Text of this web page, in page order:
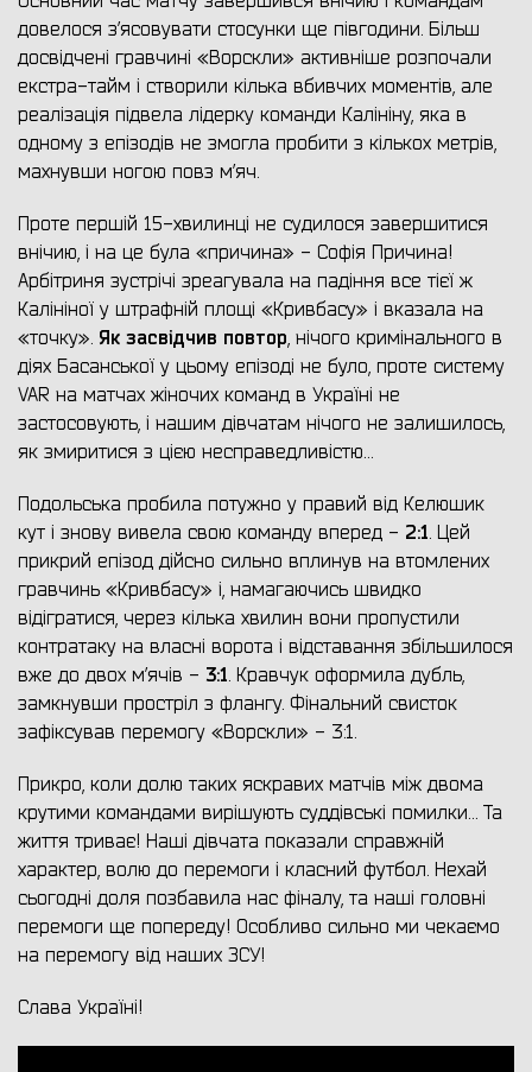
довелося з’ясовувати стосунки ще півгодини. Більш
досвідчені гравчині «Ворскли» активніше розпочали
екстра-тайм і створили кілька вбивчих моментів, але
реалізація підвела лідерку команди Калініну, яка в
одному з епізодів не змогла пробити з кількох метрів,
махнувши ногою повз м’яч.
Проте першій 15-хвилинці не судилося завершитися
внічию, і на це була «причина» - Софія Причина!
Арбітриня зустрічі зреагувала на падіння все тієї ж
Калініної у штрафній площі «Кривбасу» і вказала на
«точку». Як засвідчив повтор, нічого кримінального в
діях Басанської у цьому епізоді не було, проте систему
VAR на матчах жіночих команд в Україні не
застосовують, і нашим дівчатам нічого не залишилось,
як змиритися з цією несправедливістю…
Подольська пробила потужно у правий від Келюшик
кут і знову вивела свою команду вперед - 2:1. Цей
прикрий епізод дійсно сильно вплинув на втомлених
гравчинь «Кривбасу» і, намагаючись швидко
відігратися, через кілька хвилин вони пропустили
контратаку на власні ворота і відставання збільшилося
вже до двох м’ячів - 3:1. Кравчук оформила дубль,
замкнувши простріл з флангу. Фінальний свисток
зафіксував перемогу «Ворскли» - 3:1.
Прикро, коли долю таких яскравих матчів між двома
крутими командами вирішують суддівські помилки… Та
життя триває! Наші дівчата показали справжній
характер, волю до перемоги і класний футбол. Нехай
сьогодні доля позбавила нас фіналу, та наші головні
перемоги ще попереду! Особливо сильно ми чекаємо
на перемогу від наших ЗСУ!
Слава Україні!